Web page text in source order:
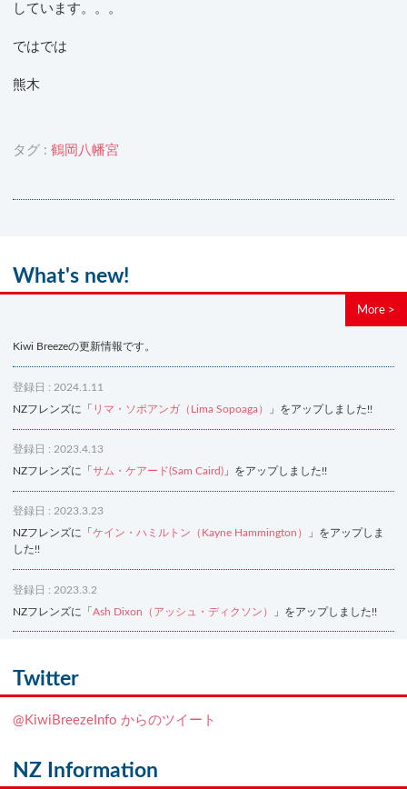
しています。。。
ではでは
熊木
タグ : 鶴岡八幡宮
What's new!
More >
Kiwi Breezeの更新情報です。
登録日 : 2024.1.11
NZフレンズに「 リマ・ソポアンガ（Lima Sopoaga） 」をアップしました!!
登録日 : 2023.4.13
NZフレンズに「 サム・ケアード(Sam Caird) 」をアップしました!!
登録日 : 2023.3.23
NZフレンズに「 ケイン・ハミルトン（Kayne Hammington）
」をアップしま
した!!
登録日 : 2023.3.2
NZフレンズに「 Ash Dixon（アッシュ・ディクソン） 」をアップしました!!
NZフレンズに「
登録日 : 2019.4.10
Twitter
@KiwiBreezeInfo からのツイート
NZ Information